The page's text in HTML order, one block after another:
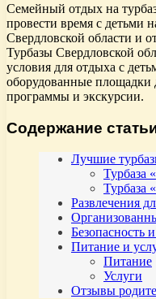
Семейный отдых на
провести время с детьми
Свердловской области и
Турбазы Свердловской
условия для отдыха с
оборудованные площадки
программы и экскурсии.
Содержание
Лучшие
Турбаза
Турбаза
Развлечения
Безопасность
Питание и
Питание
Услуги
Отзывы